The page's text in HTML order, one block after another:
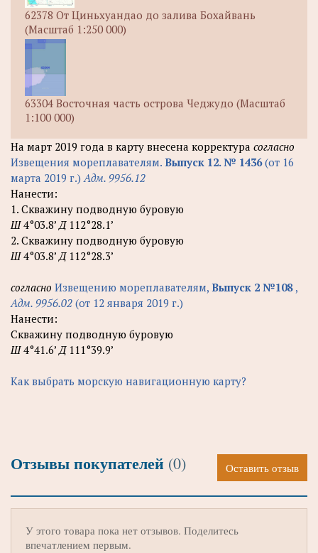
62378 От Циньхуандао до залива Бохайвань
(Масштаб 1:250 000)
63304 Восточная часть острова Чеджудо (Масштаб
1:100 000)
На март 2019 года в карту внесена корректура согласно
Извещения мореплавателям. Выпуск 12. № 1436(от 16
марта 2019 г.)Адм. 9956.12
Нанести:
1. Скважину подводную буровую
Ш4°03.8’Д112°28.1’
2. Скважину подводную буровую
Ш4°03.8’Д112°28.3’
согласно Извещению мореплавателям, Выпуск 2 №108 ,
Адм. 9956.02 (от 12 января 2019 г.)
Нанести:
Скважину подводную буровую
Ш4°41.6’Д111°39.9’
Как выбрать морскую навигационную карту?
Отзывы покупателей (0) Оставить отзыв
У этого товара пока нет отзывов. Поделитесь
впечатлением первым.